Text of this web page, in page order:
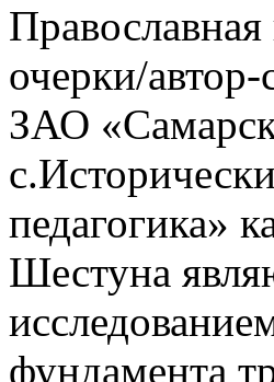
Православная
очерки/
ЗАО
педагогика»
Шестуна
фундамента